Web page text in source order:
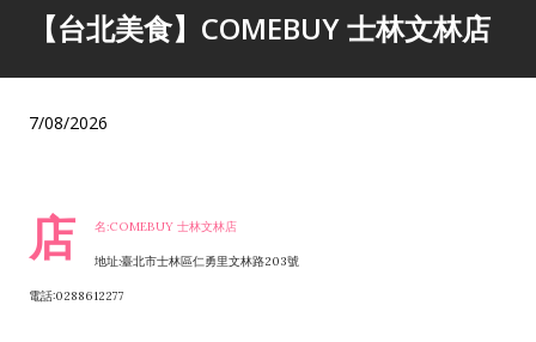
【台北美食】COMEBUY 士林文林店
7/08/2026
店 名:COMEBUY 士林文林店
地址:臺北市士林區仁勇里文林路203號
電話:0288612277